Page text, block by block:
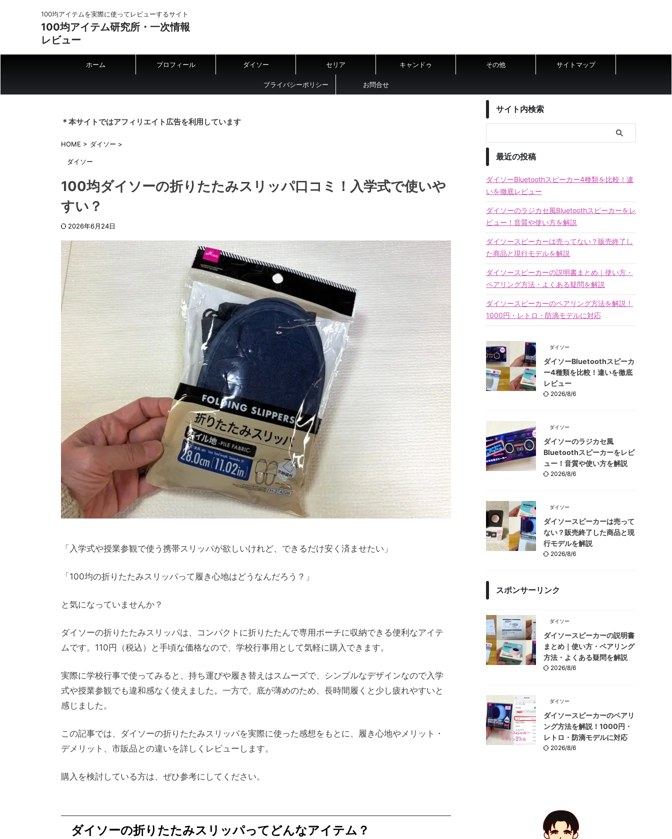
100均アイテムを実際に使ってレビューするサイト
100均アイテム研究所・一次情報
レビュー
ホーム プロフィール ダイソー セリア キャンドゥ その他 サイトマップ
プライバシーポリシー お問合せ
＊本サイトではアフィリエイト広告を利用しています
HOME > ダイソー >
ダイソー
100均ダイソーの折りたたみスリッパ口コミ！入学式で使いや
すい？
2026年6月24日
「入学式や授業参観で使う携帯スリッパが欲しいけれど、できるだけ安く済ませたい」
「100均の折りたたみスリッパって履き心地はどうなんだろう？」
と気になっていませんか？
ダイソーの折りたたみスリッパは、コンパクトに折りたたんで専用ポーチに収納できる便利なアイテ
ムです。110円（税込）と手頃な価格なので、学校行事用として気軽に購入できます。
実際に学校行事で使ってみると、持ち運びや履き替えはスムーズで、シンプルなデザインなので入学
式や授業参観でも違和感なく使えました。一方で、底が薄めのため、長時間履くと少し疲れやすいと
感じました。
この記事では、ダイソーの折りたたみスリッパを実際に使った感想をもとに、履き心地やメリット・
デメリット、市販品との違いを詳しくレビューします。
購入を検討している方は、ぜひ参考にしてください。
ダイソーの折りたたみスリッパってどんなアイテム？
サイト内検索
最近の投稿
ダイソーBluetoothスピーカー4種類を比較！違
いを徹底レビュー
ダイソーのラジカセ風Bluetoothスピーカーをレ
ビュー！音質や使い方を解説
ダイソースピーカーは売ってない？販売終了し
た商品と現行モデルを解説
ダイソースピーカーの説明書まとめ｜使い方・
ペアリング方法・よくある疑問を解説
ダイソースピーカーのペアリング方法を解説！
1000円・レトロ・防滴モデルに対応
ダイソー
ダイソーBluetoothスピーカ
ー4種類を比較！違いを徹底
レビュー
2026/8/6
ダイソー
ダイソーのラジカセ風
Bluetoothスピーカーをレビ
ュー！音質や使い方を解説
2026/8/6
ダイソー
ダイソースピーカーは売って
ない？販売終了した商品と現
行モデルを解説
2026/8/6
スポンサーリンク
ダイソー
ダイソースピーカーの説明書
まとめ｜使い方・ペアリング
方法・よくある疑問を解説
2026/8/6
ダイソー
ダイソースピーカーのペアリ
ング方法を解説！1000円・
レトロ・防滴モデルに対応
2026/8/6